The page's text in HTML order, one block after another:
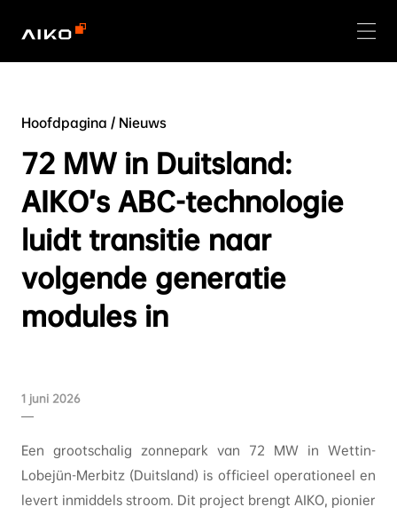
Hoofdpagina / Nieuws
72 MW in Duitsland:
AIKO’s ABC-technologie
luidt transitie naar
volgende generatie
modules in
1 juni 2026
Een grootschalig zonnepark van 72 MW in Wettin-
Lobejün-Merbitz (Duitsland) is officieel operationeel en
levert inmiddels stroom. Dit project brengt AIKO, pionier